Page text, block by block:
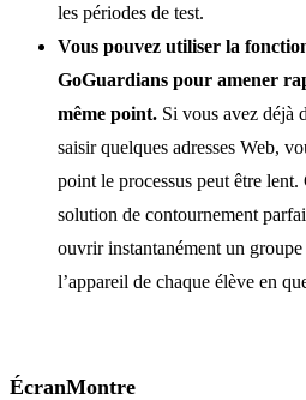
les périodes de test.
Vous pouvez utiliser la
GoGuardians pour amener
même point. Si vous avez déjà
saisir quelques adresses Web,
point le processus peut être
solution de contournement
ouvrir instantanément un groupe
l’appareil de chaque élève en
ÉcranMontre